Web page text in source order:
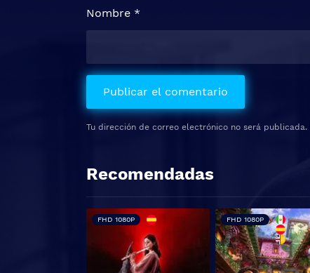
Tu dirección de correo electrónico no será publicada.
Nombre *
Recomendadas
FHD 1080P FHD 1080P